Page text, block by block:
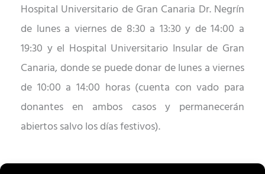
Hospital Universitario de Gran Canaria Dr. Negrín
de lunes a viernes de 8:30 a 13:30 y de 14:00 a
19:30 y el Hospital Universitario Insular de Gran
Canaria, donde se puede donar de lunes a viernes
de 10:00 a 14:00 horas (cuenta con vado para
donantes en ambos casos y permanecerán
abiertos salvo los días festivos).